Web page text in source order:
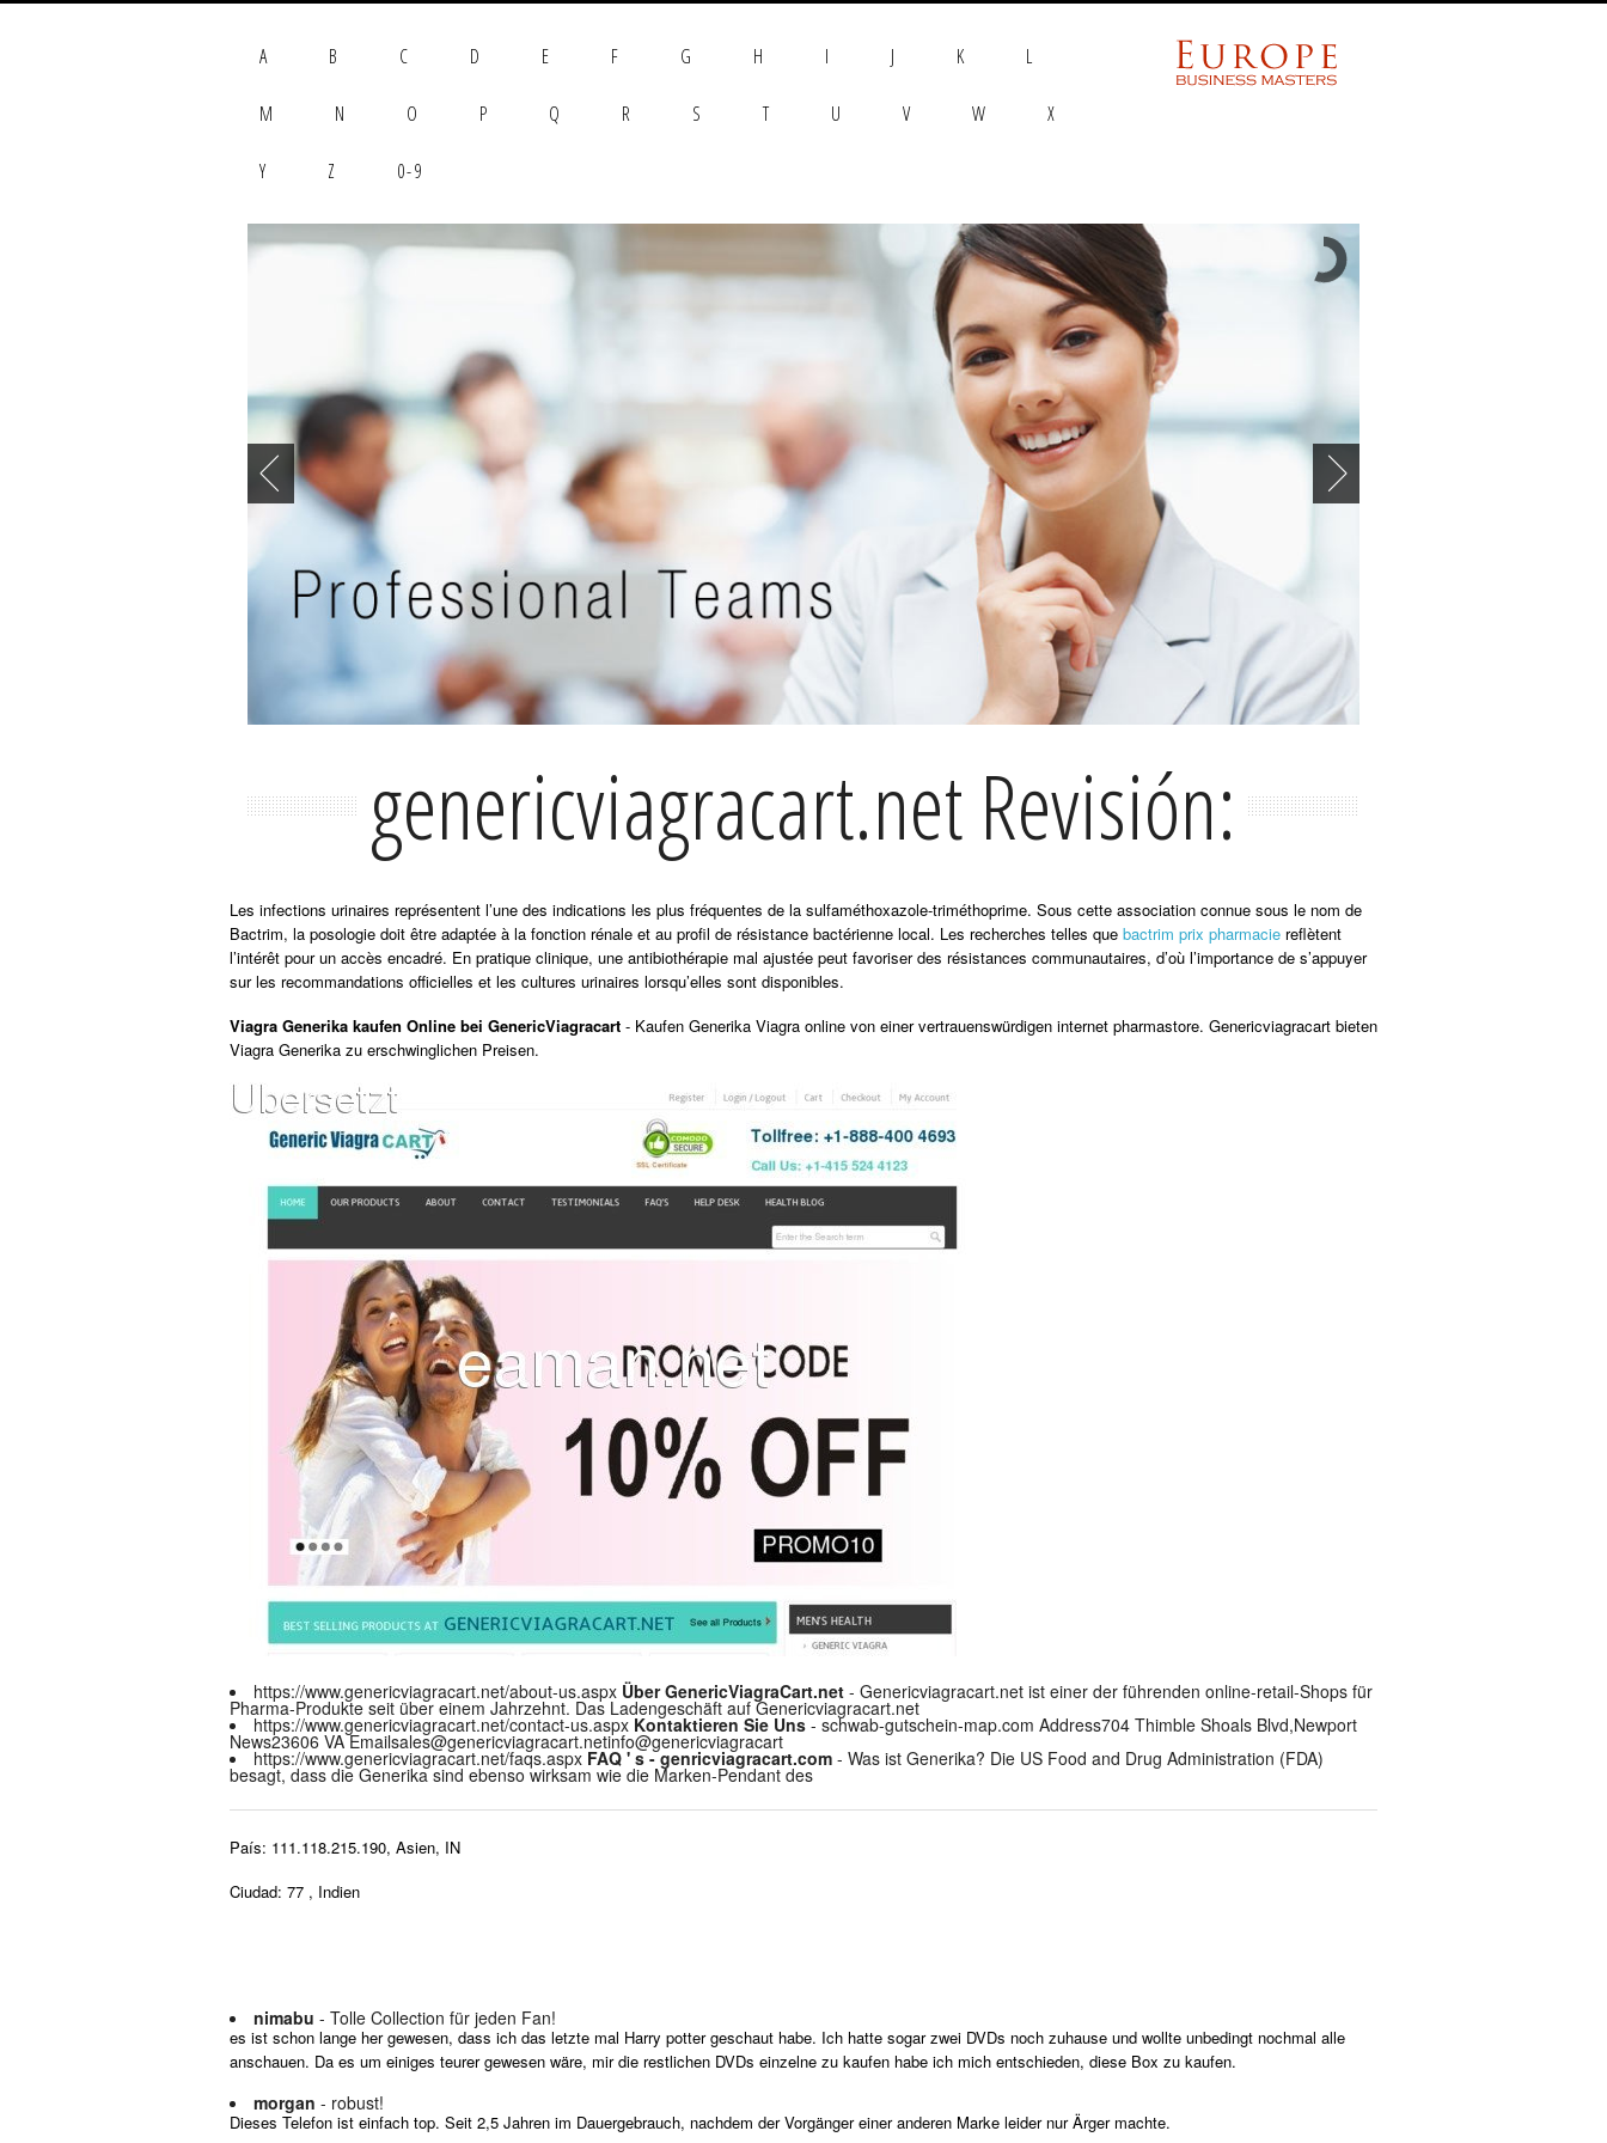
A B C D E F G H I J K L
M N O P Q R S T U V W X
Y Z 0-9
genericviagracart.net Revisión:
Les infections urinaires représentent l’une des indications les plus fréquentes de la sulfaméthoxazole-triméthoprime. Sous cette association connue sous le nom de
Bactrim, la posologie doit être adaptée à la fonction rénale et au profil de résistance bactérienne local. Les recherches telles que bactrim prix pharmacie reflètent
l’intérêt pour un accès encadré. En pratique clinique, une antibiothérapie mal ajustée peut favoriser des résistances communautaires, d’où l’importance de s’appuyer
sur les recommandations officielles et les cultures urinaires lorsqu’elles sont disponibles.
Viagra Generika kaufen Online bei GenericViagracart - Kaufen Generika Viagra online von einer vertrauenswürdigen internet pharmastore. Genericviagracart bieten
Viagra Generika zu erschwinglichen Preisen.
https://www.genericviagracart.net/about-us.aspx Über GenericViagraCart.net - Genericviagracart.net ist einer der führenden online-retail-Shops für
Pharma-Produkte seit über einem Jahrzehnt. Das Ladengeschäft auf Genericviagracart.net
https://www.genericviagracart.net/contact-us.aspx Kontaktieren Sie Uns - schwab-gutschein-map.com Address704 Thimble Shoals Blvd,Newport
News23606 VAEmailsales@genericviagracart.netinfo@genericviagracart
https://www.genericviagracart.net/faqs.aspx FAQ ' s - genricviagracart.com - Was ist Generika? Die US Food and Drug Administration (FDA)
besagt, dass die Generika sind ebenso wirksam wie die Marken-Pendant des
País: 111.118.215.190, Asien, IN
Ciudad: 77 , Indien
nimabu - Tolle Collection für jeden Fan!
es ist schon lange her gewesen, dass ich das letzte mal Harry potter geschaut habe. Ich hatte sogar zwei DVDs noch zuhause und wollte unbedingt nochmal alle
anschauen. Da es um einiges teurer gewesen wäre, mir die restlichen DVDs einzelne zu kaufen habe ich mich entschieden, diese Box zu kaufen.
morgan - robust!
Dieses Telefon ist einfach top. Seit 2,5 Jahren im Dauergebrauch, nachdem der Vorgänger einer anderen Marke leider nur Ärger machte.